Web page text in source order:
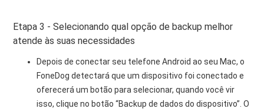
Etapa 3 - Selecionando qual opção de backup melhor
atende às suas necessidades
Depois de conectar seu telefone Android ao seu Mac, o
FoneDog detectará que um dispositivo foi conectado e
oferecerá um botão para selecionar, quando você vir
isso, clique no botão “Backup de dados do dispositivo”. O